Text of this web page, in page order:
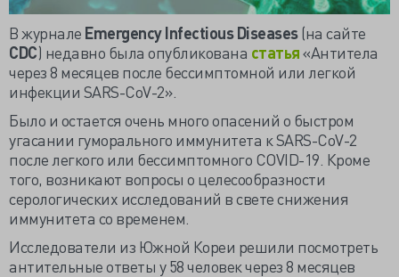
В журнале Emergency Infectious Diseases(на сайте
CDC) недавно была опубликована статья«Антитела
через 8 месяцев после бессимптомной или легкой
инфекции SARS-CoV-2».
Было и остается очень много опасений о быстром
угасании гуморального иммунитета к SARS-CoV-2
после легкого или бессимптомного COVID-19. Кроме
того, возникают вопросы о целесообразности
серологических исследований в свете снижения
иммунитета со временем.
Исследователи из Южной Кореи решили посмотреть
антительные ответы у 58 человек через 8 месяцев